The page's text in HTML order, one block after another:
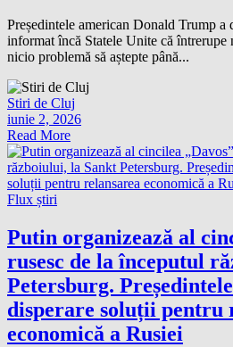
Președintele american Donald Trump a
informat încă Statele Unite că întrerupe
nicio problemă să aștepte până...
Stiri de Cluj
iunie 2, 2026
Read More
Flux știri
Putin organizează al
rusesc de la începutul
Petersburg.
disperare soluții pentru
economică a Rusiei